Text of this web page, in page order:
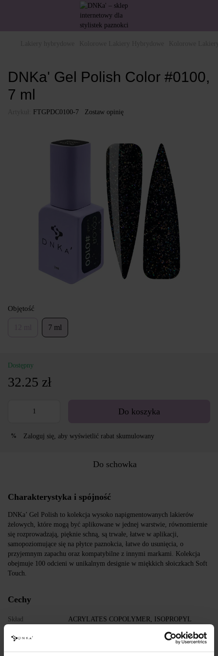
DNKa' Gel Polish Color #0100,
7 ml
FTGPDC0100-7 Zostaw opinię
Objętość
7 ml
Dostępny
32.25 zł
Do koszyka
% Zaloguj się , aby wyświetlić rabat skumulowany
Do schowka
Charakterystyka i spójność
DNKa’ Gel Polish to kolekcja wysoko napigmentowanych lakierów
żelowych, które mogą być aplikowane w jednej warstwie, równomiernie
się rozprowadzają, pięknie schną, są trwałe, łatwe w aplikacji,
samopoziomujące się na płytce paznokcia, łatwe do usunięcia, o
przyjemnym zapachu oraz kompatybilne z innymi markami. Kolekcja
obejmuje 100 odcieni w unikalnym designie w miękkich słoiczkach Soft
Touch.
Cechy
Skład
ACRYLATES COPOLYMER, ISOPROPYL
TRIISOSTEARATE, DIMETHICONE,
HYDROXYPROPYL METHACRYLATE, BIS-
TRIMETHYLBENZOYL PHENYLPHOSPHINE